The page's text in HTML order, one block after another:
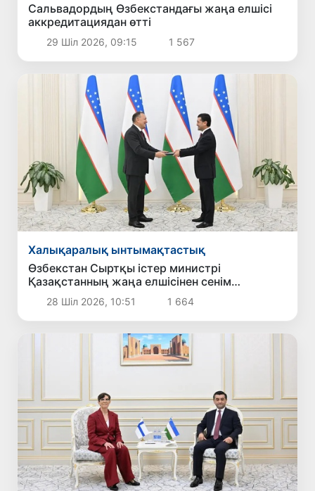
Сальвадордың Өзбекстандағы жаңа елшісі
аккредитациядан өтті
29 Шіл 2026, 09:15 1 567
Халықаралық ынтымақтастық
Өзбекстан Сыртқы істер министрі
Қазақстанның жаңа елшісінен сенім
грамоталарының көшірмелерін қабылдады
28 Шіл 2026, 10:51 1 664